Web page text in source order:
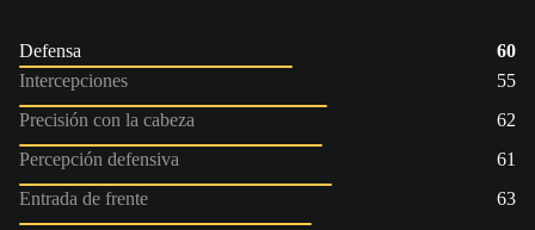
Defensa
60
Intercepciones
55
Precisión con la cabeza
62
Percepción defensiva
61
Entrada de frente
63